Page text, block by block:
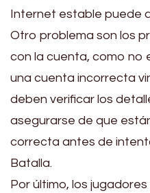
Internet estable puede
Otro problema son los
con la cuenta, como
una cuenta incorrecta
deben verificar los
asegurarse de que
correcta antes de
Batalla.
Por último, los